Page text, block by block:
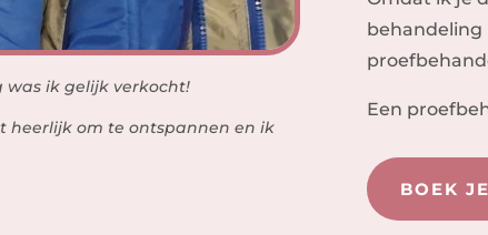
was ik gelijk verkocht!
heerlijk om te ontspannen en ik
behandeling
Een
BOEK